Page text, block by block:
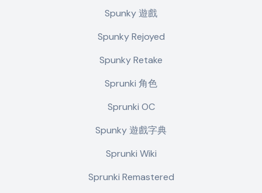
Spunky 遊戲
Spunky Rejoyed
Spunky Retake
Sprunki 角色
Sprunki OC
Spunky 遊戲字典
Sprunki Wiki
Sprunki Remastered